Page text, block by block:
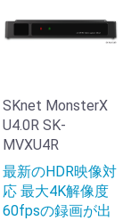
SKnet MonsterX
U4.0R SK-
MVXU4R
最新のHDR映像対
応 最大4K解像度
60fpsの録画が出